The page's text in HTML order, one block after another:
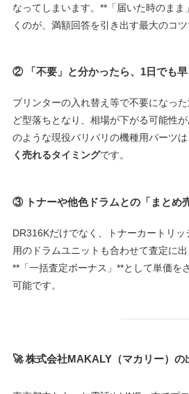
なってしまいます。**「届いた時のま
くのが、満額回答を引き出す最大のコツ
② 「不要」と分かったら、1日でも早
プリンターの入れ替え等で不要になっ
ど型落ちとなり、相場が下がる可能性が
のような現役バリバリの機種用パーツは
く売れるタイミングです。
③ トナーや他色ドラムとの「まとめ
DR316Kだけでなく、トナーカートリ
用のドラムユニットも合わせて査定に出
**「一括査定ボーナス」**として単価を
可能です。
🚀 株式会社MAKALY（マカリー）の